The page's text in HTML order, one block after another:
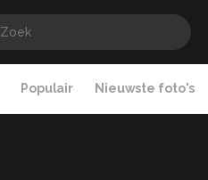
Populair Nieuwste foto's